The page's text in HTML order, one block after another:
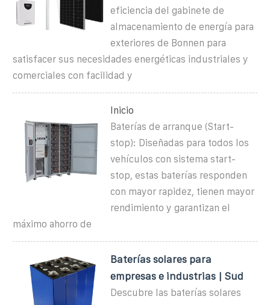
eficiencia del gabinete de
almacenamiento de energía para
exteriores de Bonnen para
satisfacer sus necesidades energéticas industriales y
comerciales con facilidad y
Inicio
Baterías de arranque (Start-
stop): Diseñadas para todos los
vehículos con sistema start-
stop, estas baterías responden
con mayor rapidez, tienen mayor
rendimiento y garantizan el
máximo ahorro de
Baterías solares para
empresas e industrias | Sud
Descubre las baterías solares